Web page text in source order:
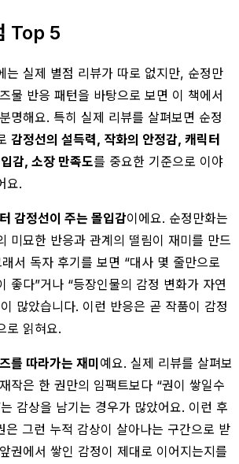
Top 5
는 실제 별점 리뷰가 따로 없지만, 순정만
물 반응 패턴을 바탕으로 보면 이 책에서
명해요. 특히 실제 리뷰를 살펴보면 순정
감정선의 설득력, 작화의 안정감, 캐릭터
감, 소장 만족도를 중요한 기준으로 이야
요.
감정선이 주는 몰입감이에요. 순정만화는
미묘한 반응과 관계의 떨림이 재미를 만드
서 독자 후기를 보면 “대사 몇 줄만으로
좋다”거나 “등장인물의 감정 변화가 자연
많았습니다. 이런 반응은 곧 작품이 감정
로 읽혀요.
를 따라가는 재미예요. 실제 리뷰를 살펴보
작은 한 권만의 임팩트보다 “권이 쌓일수
감상을 남기는 경우가 많았어요. 이런 후
은 그런 누적 감상이 살아나는 구간으로 받
권에서 쌓인 감정이 제대로 이어지는지를